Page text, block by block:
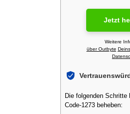
Jetzt
Weitere
über Outbyte
Die folgenden Schritte
Code-1273 beheben: